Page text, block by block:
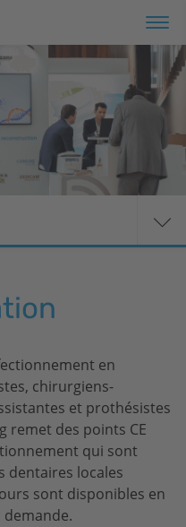
Produits
Formation
Services
en
chirurgiens-
et prothésistes
remet des points CE
qui sont
dentaires locales
sont disponibles en